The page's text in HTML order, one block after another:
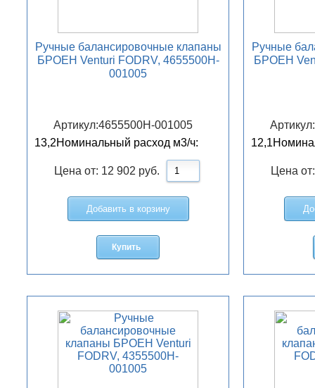
Ручные балансировочные клапаны
БРОЕН Venturi FODRV, 4655500H-
001005
Артикул:4655500H-001005
Номинальный расход м3/ч:
13,2
Цена от: 12 902 руб.
Добавить в корзину
Купить
Ручные
БРОЕН
Артикул:
12,1
Цена